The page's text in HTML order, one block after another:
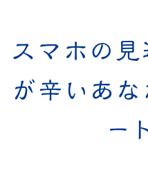
スマホの
が辛いあ
ー